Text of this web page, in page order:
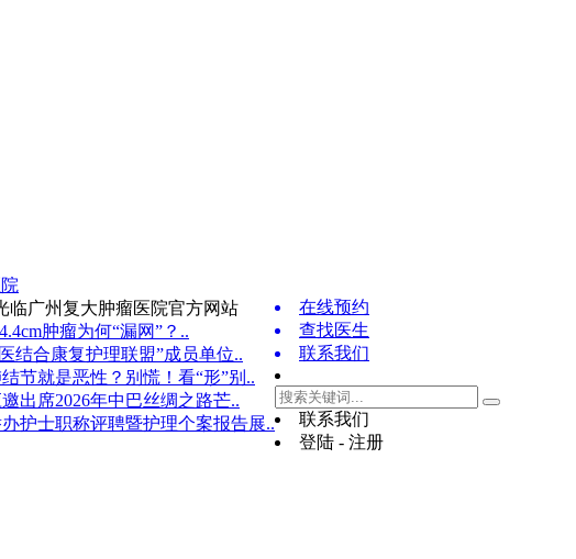
临广州复大肿瘤医院官方网站
肿瘤为何“漏网”？..
结合康复护理联盟”成员单位..
节就是恶性？别慌！看“形”别..
出席2026年中巴丝绸之路芒..
护士职称评聘暨护理个案报告展..
在线预约
查找医生
联系我们
联系我们
登陆 - 注册